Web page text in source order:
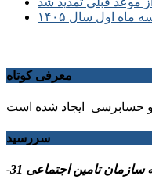
اول سال ۱۴۰۵
معرفی کوتاه
و حسابرسی ایجاد شده است
سررسید
سازمان تامین اجتماعی